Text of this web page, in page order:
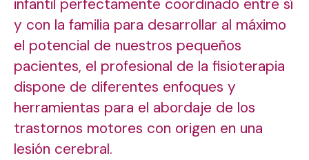
infantil perfectamente coordinado entre sí
y con la familia para desarrollar al máximo
el potencial de nuestros pequeños
pacientes, el profesional de la fisioterapia
dispone de diferentes enfoques y
herramientas para el abordaje de los
trastornos motores con origen en una
lesión cerebral.